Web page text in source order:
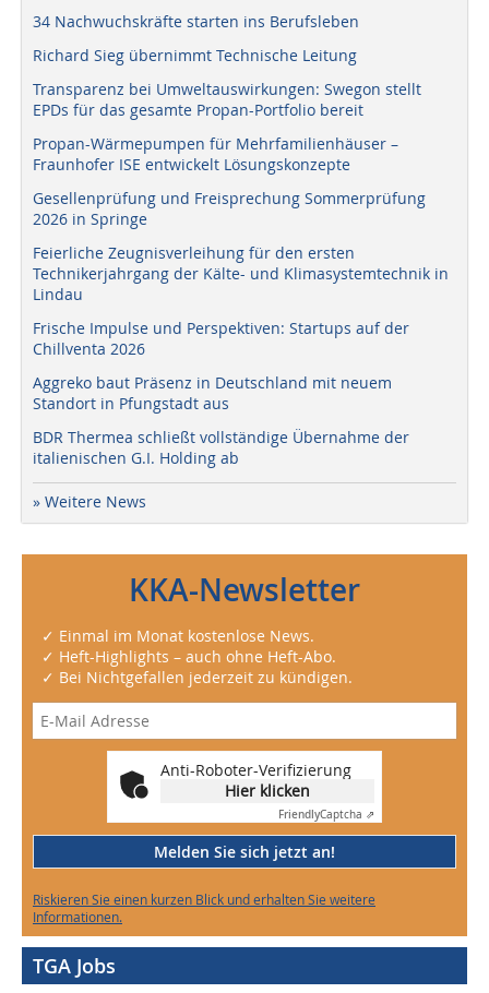
34 Nachwuchskräfte starten ins Berufsleben
Richard Sieg übernimmt Technische Leitung
Transparenz bei Umweltauswirkungen: Swegon stellt
EPDs für das gesamte Propan-Portfolio bereit
Propan-Wärmepumpen für Mehrfamilienhäuser –
Fraunhofer ISE entwickelt Lösungskonzepte
Gesellenprüfung und Freisprechung Sommerprüfung
2026 in Springe
Feierliche Zeugnisverleihung für den ersten
Technikerjahrgang der Kälte- und Klimasystemtechnik in
Lindau
Frische Impulse und Perspektiven: Startups auf der
Chillventa 2026
Aggreko baut Präsenz in Deutschland mit neuem
Standort in Pfungstadt aus
BDR Thermea schließt vollständige Übernahme der
italienischen G.I. Holding ab
» Weitere News
KKA-Newsletter
✓ Einmal im Monat kostenlose News.
✓ Heft-Highlights – auch ohne Heft-Abo.
✓ Bei Nichtgefallen jederzeit zu kündigen.
Anti-Roboter-Verifizierung
Hier klicken
FriendlyCaptcha ⇗
Melden Sie sich jetzt an!
Riskieren Sie einen kurzen Blick und erhalten Sie weitere
Informationen.
TGA Jobs